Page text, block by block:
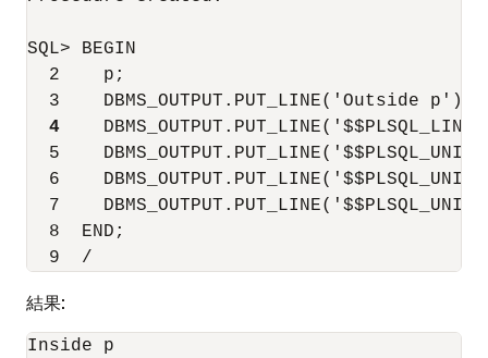
SQL> BEGIN
  2    p;
  3    DBMS_OUTPUT.PUT_LINE('Outside p');
4
DBMS_OUTPUT.PUT_LINE('$$PLSQL_LINE
5    DBMS_OUTPUT.PUT_LINE('$$PLSQL_UNIT
6
7
  8  END;
結果:
Inside p